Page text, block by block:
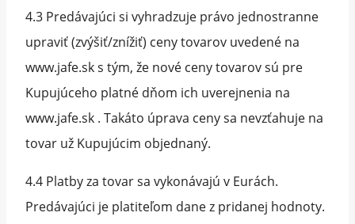
4.3 Predávajúci si vyhradzuje právo jednostranne
upraviť (zvýšiť/znížiť) ceny tovarov uvedené na
www.jafe.sk s tým, že nové ceny tovarov sú pre
Kupujúceho platné dňom ich uverejnenia na
www.jafe.sk . Takáto úprava ceny sa nevzťahuje na
tovar už Kupujúcim objednaný.
4.4 Platby za tovar sa vykonávajú v Eurách.
Predávajúci je platiteľom dane z pridanej hodnoty.